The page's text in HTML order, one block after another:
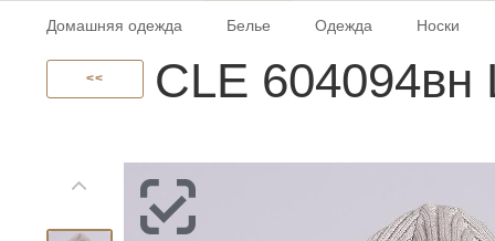
Домашняя одежда Белье Одежда Носки
<< CLE